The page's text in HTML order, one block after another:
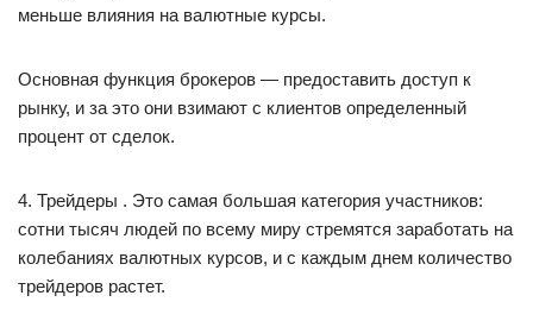
меньше влияния на валютные курсы.
Основная функция брокеров — предоставить доступ к
рынку, и за это они взимают с клиентов определенный
процент от сделок.
4. Трейдеры . Это самая большая категория участников:
сотни тысяч людей по всему миру стремятся заработать на
колебаниях валютных курсов, и с каждым днем количество
трейдеров растет.